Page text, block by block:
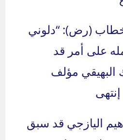
(رض): “دلوني
على أمر قد
البهيقي مؤلف
إنتهى
اليازجي قد سبق